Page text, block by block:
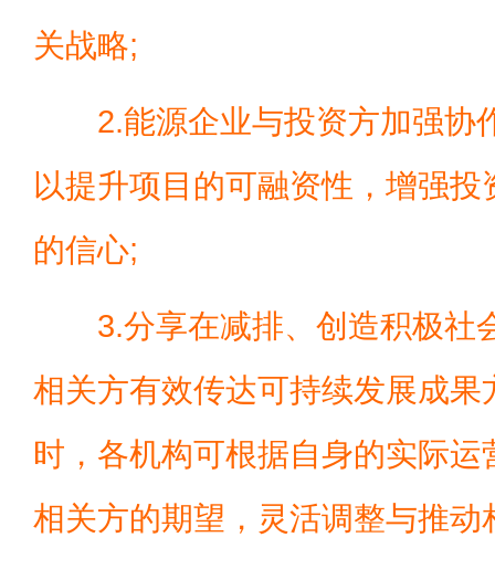
关战略;
2.能源企业与投资方加强协
以提升项目的可融资性，增强
的信心;
3.分享在减排、创造积极社
相关方有效传达可持续发展成果
时，各机构可根据自身的实际
相关方的期望，灵活调整与推动